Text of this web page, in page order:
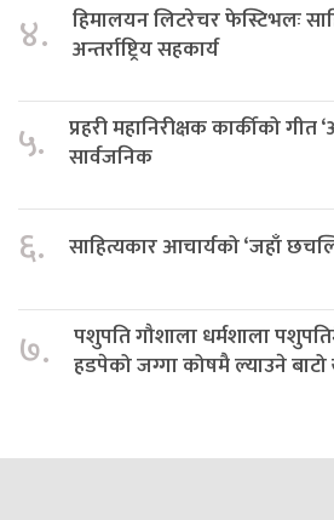
४.
हिमालयन लिटरेचर फेस्टिभलः
अन्तर्राष्ट्रिय सहकार्य
५.
प्रहरी महानिरीक्षक कार्कीको गीत
सार्वजनिक
६. साहित्यकार आचार्यको ‘जहाँ
७.
पशुपति गौशाला धर्मशाला
हडपेको जग्गा कोषमै ल्याउने